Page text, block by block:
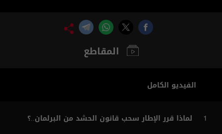
المقاطع
الفيديو الكامل
1 لماذا قرر الإطار سحب قانون الحشد من البرلمان..؟